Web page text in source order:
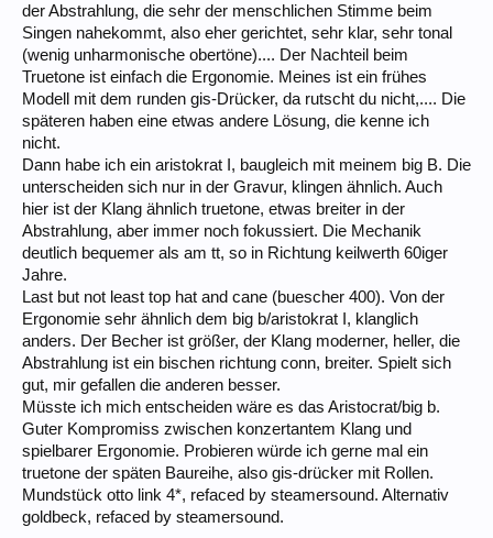
der Abstrahlung, die sehr der menschlichen Stimme beim
Singen nahekommt, also eher gerichtet, sehr klar, sehr tonal
(wenig unharmonische obertöne).... Der Nachteil beim
Truetone ist einfach die Ergonomie. Meines ist ein frühes
Modell mit dem runden gis-Drücker, da rutscht du nicht,.... Die
späteren haben eine etwas andere Lösung, die kenne ich
nicht.
Dann habe ich ein aristokrat I, baugleich mit meinem big B. Die
unterscheiden sich nur in der Gravur, klingen ähnlich. Auch
hier ist der Klang ähnlich truetone, etwas breiter in der
Abstrahlung, aber immer noch fokussiert. Die Mechanik
deutlich bequemer als am tt, so in Richtung keilwerth 60iger
Jahre.
Last but not least top hat and cane (buescher 400). Von der
Ergonomie sehr ähnlich dem big b/aristokrat I, klanglich
anders. Der Becher ist größer, der Klang moderner, heller, die
Abstrahlung ist ein bischen richtung conn, breiter. Spielt sich
gut, mir gefallen die anderen besser.
Müsste ich mich entscheiden wäre es das Aristocrat/big b.
Guter Kompromiss zwischen konzertantem Klang und
spielbarer Ergonomie. Probieren würde ich gerne mal ein
truetone der späten Baureihe, also gis-drücker mit Rollen.
Mundstück otto link 4*, refaced by steamersound. Alternativ
goldbeck, refaced by steamersound.